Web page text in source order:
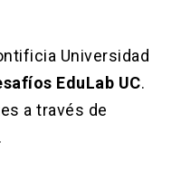
Universidad
EduLab UC.
a través de